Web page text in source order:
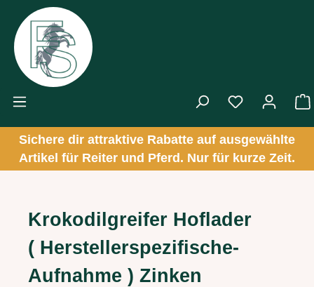
Zum Hauptinhalt springen
Sichere dir attraktive Rabatte auf ausgewählte
Artikel für Reiter und Pferd. Nur für kurze Zeit.
Krokodilgreifer Hoflader
( Herstellerspezifische-
Aufnahme ) Zinken